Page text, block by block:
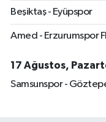
Beşiktaş - Eyüpspor
Amed - Erzurumspor
17 Ağustos,
Samsunspor -